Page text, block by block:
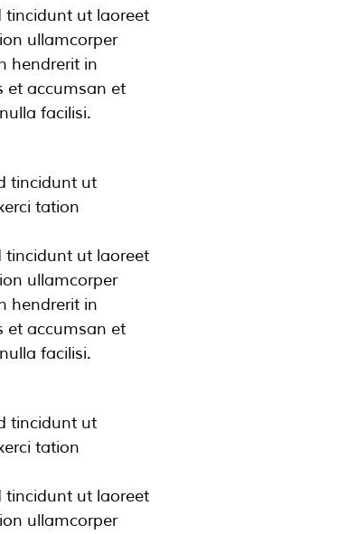
tincidunt ut laoreet
ullamcorper
hendrerit in
et accumsan et
facilisi.
tincidunt ut
tation
tincidunt ut laoreet
ullamcorper
hendrerit in
et accumsan et
facilisi.
tincidunt ut
tation
tincidunt ut laoreet
ullamcorper